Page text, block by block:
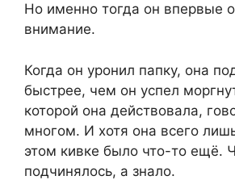
Но именно тогда он впервые
внимание.
Когда он уронил папку, она
быстрее, чем он успел
которой она действовала,
многом. И хотя она всего
этом кивке было что-то ещё.
подчинялось, а знало.